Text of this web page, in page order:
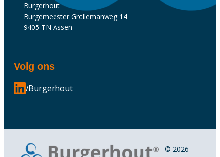
Burgerhout
Burgemeester Grollemanweg 14
9405 TN Assen
Volg ons
/Burgerhout
© 2026